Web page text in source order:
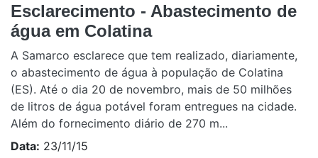
Esclarecimento - Abastecimento de
água em Colatina
A Samarco esclarece que tem realizado, diariamente,
o abastecimento de água à população de Colatina
(ES). Até o dia 20 de novembro, mais de 50 milhões
de litros de água potável foram entregues na cidade.
Além do fornecimento diário de 270 m...
Data: 23/11/15